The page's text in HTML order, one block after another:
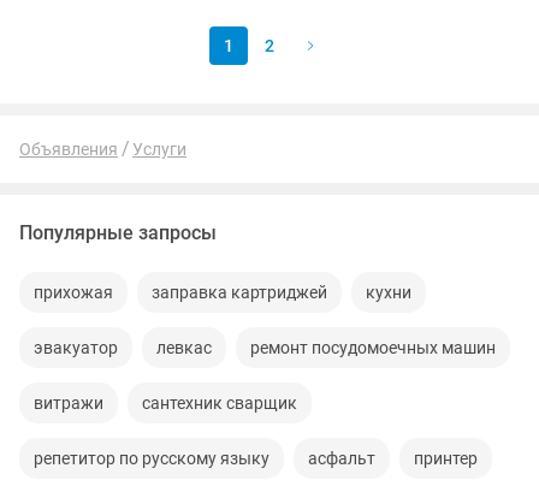
1 2
Объявления Услуги
Популярные запросы
прихожая заправка картриджей кухни
эвакуатор левкас ремонт посудомоечных машин
витражи сантехник сварщик
репетитор по русскому языку асфальт принтер